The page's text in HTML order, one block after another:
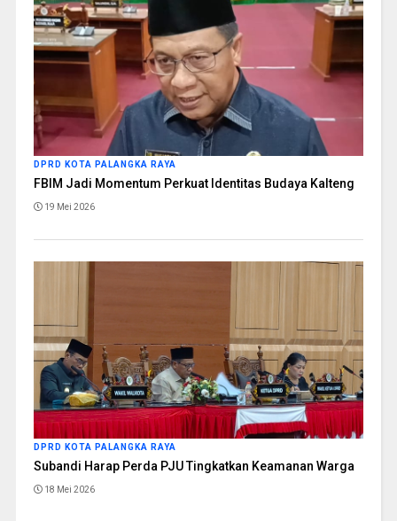
DPRD KOTA PALANGKA RAYA
FBIM Jadi Momentum Perkuat Identitas Budaya Kalteng
19 Mei 2026
DPRD KOTA PALANGKA RAYA
Subandi Harap Perda PJU Tingkatkan Keamanan Warga
18 Mei 2026